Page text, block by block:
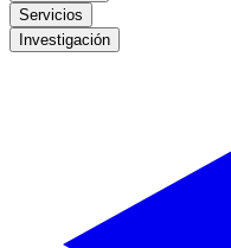
Servicios
Investigación